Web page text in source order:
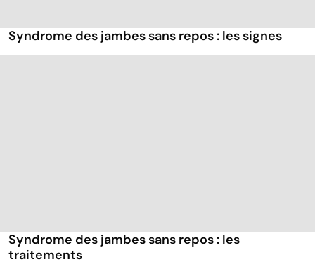
Syndrome des jambes sans repos : les signes
Syndrome des jambes sans repos : les
traitements